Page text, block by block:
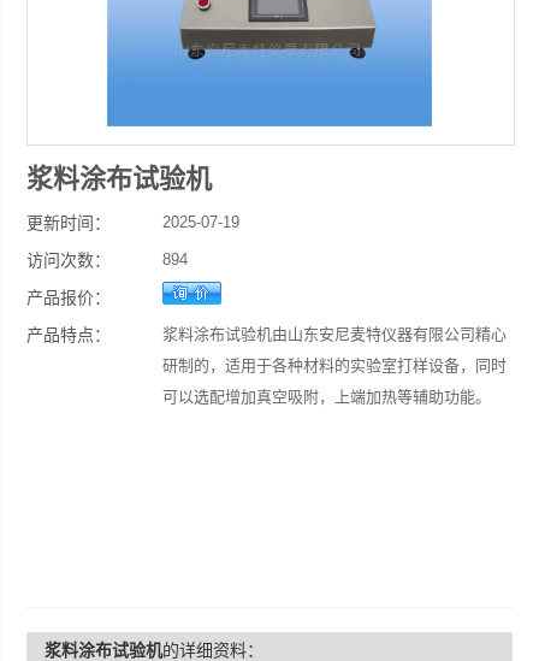
浆料涂布试验机
更新时间： 2025-07-19
访问次数： 894
产品报价：
产品特点：
浆料涂布试验机由山东安尼麦特仪器有限公司精心
研制的，适用于各种材料的实验室打样设备，同时
可以选配增加真空吸附，上端加热等辅助功能。
浆料涂布试验机的详细资料：